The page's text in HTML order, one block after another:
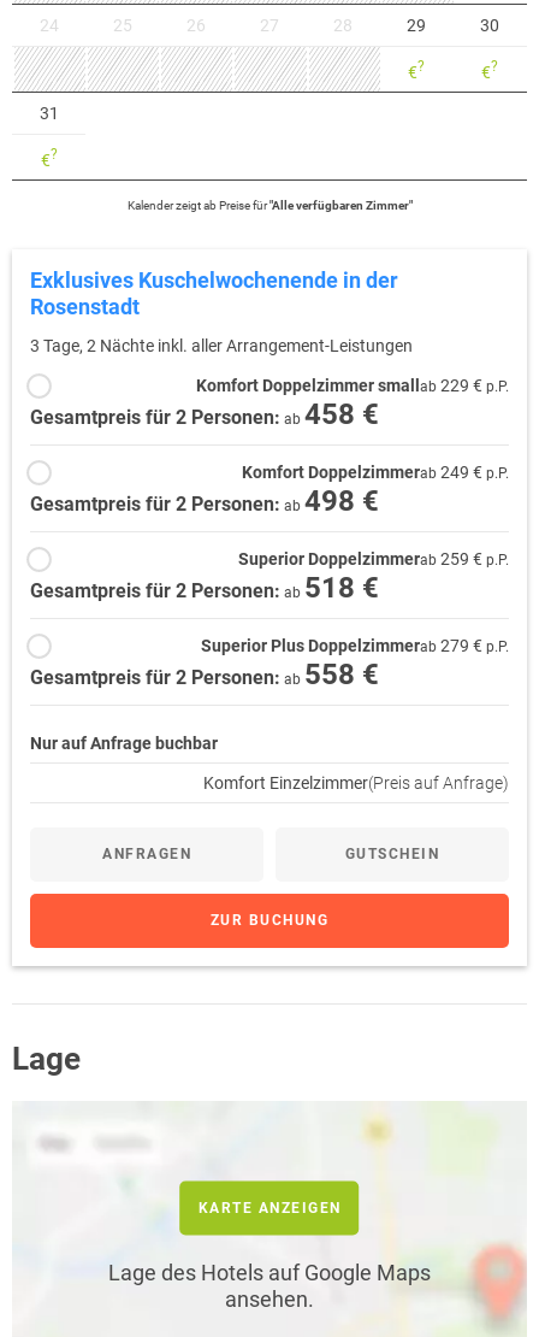
24 25 26 27 28 29
€?
30
€?
31
€?
Kalender zeigtab Preise für"Alle verfügbaren Zimmer"
Exklusives Kuschelwochenende in der
Rosenstadt
3 Tage, 2 Nächte inkl. aller Arrangement-Leistungen
Komfort Doppelzimmer small ab 229 € p.P.
Gesamtpreis für 2 Personen: ab 458 €
Komfort Doppelzimmerab 249 € p.P.
Gesamtpreis für 2 Personen: ab 498 €
Superior Doppelzimmerab 259 € p.P.
Gesamtpreis für 2 Personen: ab 518 €
Superior Plus Doppelzimmerab 279 € p.P.
Gesamtpreis für 2 Personen: ab 558 €
Nur auf Anfrage buchbar
Komfort Einzelzimmer(Preis auf Anfrage)
ANFRAGEN GUTSCHEIN
ZUR BUCHUNG
Lage
KARTE ANZEIGEN
Lage des Hotels auf Google Maps
ansehen.